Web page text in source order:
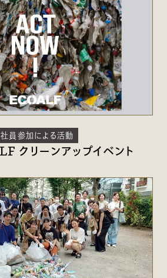
社員参加による活動
クリーンアップイベント